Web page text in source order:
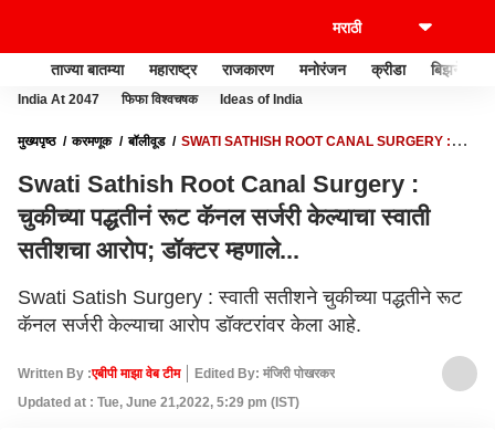
ताज्या बातम्या महाराष्ट्र राजकारण मनोरंजन क्रीडा बिझनेस
India At 2047 फिफा विश्वचषक Ideas of India
मुख्यपृष्ठ करमणूक बॉलीवूड
SWATI SATHISH ROOT CANAL SURGERY :
Swati Sathish Root Canal Surgery :
चुकीच्या पद्धतीनं रूट कॅनल सर्जरी केल्याचा स्वाती
सतीशचा आरोप; डॉक्टर म्हणाले...
Swati Satish Surgery : स्वाती सतीशने चुकीच्या पद्धतीने रूट
कॅनल सर्जरी केल्याचा आरोप डॉक्टरांवर केला आहे.
Written By :एबीपी माझा वेब टीम
Edited By: मंजिरी पोखरकर
Updated at : Tue, June 21,2022, 5:29 pm (IST)